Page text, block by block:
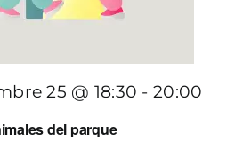
del parque
25 @ 18:30 -20:00